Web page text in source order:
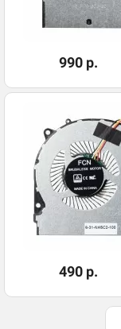
990 р.
490 р.